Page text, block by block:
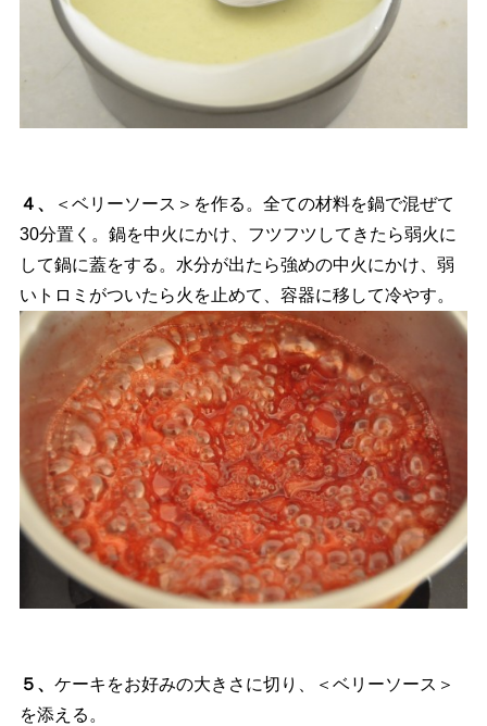
４、
＜ベリーソース＞を作る。全ての材料を鍋で混ぜて
30分置く。鍋を中火にかけ、フツフツしてきたら弱火に
して鍋に蓋をする。水分が出たら強めの中火にかけ、弱
いトロミがついたら火を止めて、容器に移して冷やす。
５、 ケーキをお好みの大きさに切り、＜ベリーソース＞
を添える。